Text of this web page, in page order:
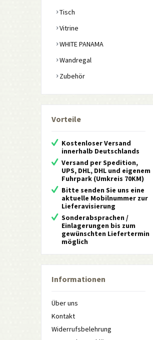
Tisch
Vitrine
WHITE PANAMA
Wandregal
Zubehör
Vorteile
Kostenloser Versand
innerhalb Deutschlands
Versand per Spedition,
UPS, DHL, DHL und eigenem
Fuhrpark (Umkreis 70KM)
Bitte senden Sie uns eine
aktuelle Mobilnummer zur
Lieferavisierung
Sonderabsprachen /
Einlagerungen bis zum
gewünschten Liefertermin
möglich
Informationen
Über uns
Kontakt
Widerrufsbelehrung